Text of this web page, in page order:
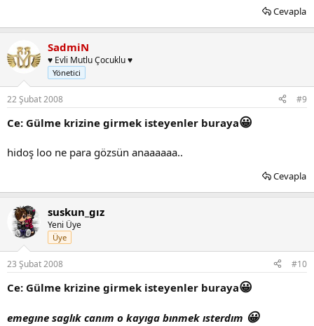
Cevapla
SadmiN
♥ Evli Mutlu Çocuklu ♥
Yönetici
22 Şubat 2008 #9
Ce: Gülme krizine girmek isteyenler buraya😀
hidoş loo ne para gözsün anaaaaaa..
Cevapla
suskun_gız
Yeni Üye
Üye
23 Şubat 2008 #10
Ce: Gülme krizine girmek isteyenler buraya😀
emegıne saglık canım o kayıga bınmek ısterdım 😀